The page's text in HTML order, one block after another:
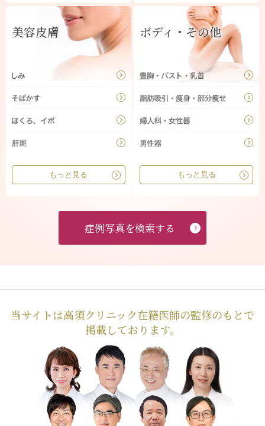
美容皮膚
もっと見る
ボディ・その他
もっと見る
症例写真を検索する
当サイトは高須クリニック在籍医師の監修のもとで
掲載しております。